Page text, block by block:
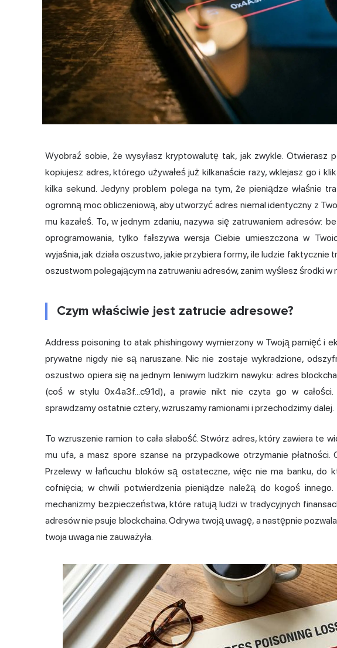
Wyobraź sobie, że wysyłasz kryptowalutę tak, jak zwykle. Otwierasz
kopiujesz adres, którego używałeś już kilkanaście razy, wklejasz go i
kilka sekund. Jedyny problem polega na tym, że pieniądze właśnie
ogromną moc obliczeniową, aby utworzyć adres niemal identyczny z
mu kazałeś. To, w jednym zdaniu, nazywa się zatruwaniem adresów:
oprogramowania, tylko fałszywa wersja Ciebie umieszczona w
wyjaśnia, jak działa oszustwo, jakie przybiera formy, ile ludzie faktycznie
oszustwom polegającym na zatruwaniu adresów, zanim wyślesz środki w
Czym właściwie jest zatrucie adresowe?
Address poisoning to atak phishingowy wymierzony w Twoją pamięć i
prywatne nigdy nie są naruszane. Nic nie zostaje wykradzione,
oszustwo opiera się na jednym leniwym ludzkim nawyku: adres
(coś w stylu 0x4a3f...c91d), a prawie nikt nie czyta go w całości.
sprawdzamy ostatnie cztery, wzruszamy ramionami i przechodzimy dalej.
To wzruszenie ramion to cała słabość. Stwórz adres, który zawiera te
mu ufa, a masz spore szanse na przypadkowe otrzymanie
Przelewy w łańcuchu bloków są ostateczne, więc nie ma banku, do
cofnięcia; w chwili potwierdzenia pieniądze należą do kogoś
mechanizmy bezpieczeństwa, które ratują ludzi w tradycyjnych
adresów nie psuje blockchaina. Odrywa twoją uwagę, a następnie
twoja uwaga nie zauważyła.